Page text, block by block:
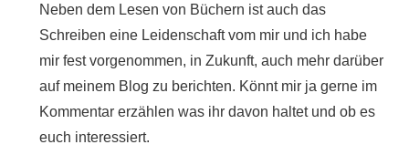
Neben dem Lesen von Büchern ist auch das
Schreiben eine Leidenschaft vom mir und ich habe
mir fest vorgenommen, in Zukunft, auch mehr darüber
auf meinem Blog zu berichten. Könnt mir ja gerne im
Kommentar erzählen was ihr davon haltet und ob es
euch interessiert.